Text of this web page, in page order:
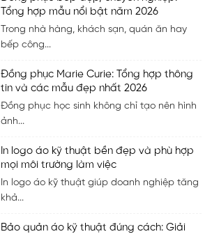
Tổng hợp mẫu nổi bật năm 2026
Trong nhà hàng, khách sạn, quán ăn hay
bếp công...
Đồng phục Marie Curie: Tổng hợp thông
tin và các mẫu đẹp nhất 2026
Đồng phục học sinh không chỉ tạo nên hình
ảnh...
In logo áo kỹ thuật bền đẹp và phù hợp
mọi môi trường làm việc
In logo áo kỹ thuật giúp doanh nghiệp tăng
khả...
Bảo quản áo kỹ thuật đúng cách: Giải